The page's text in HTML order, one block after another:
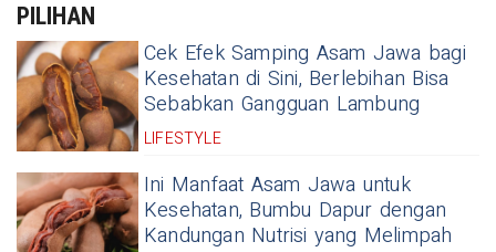
PILIHAN
Cek Efek Samping Asam Jawa bagi
Kesehatan di Sini, Berlebihan Bisa
Sebabkan Gangguan Lambung
LIFESTYLE
Ini Manfaat Asam Jawa untuk
Kesehatan, Bumbu Dapur dengan
Kandungan Nutrisi yang Melimpah